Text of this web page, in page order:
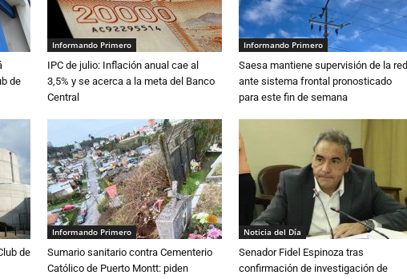
de
Informando Primero
IPC de julio: Inflación anual cae al
3,5% y se acerca a la meta del Banco
Central
Informando Primero
Saesa mantiene supervisión de la red
ante sistema frontal pronosticado
para este fin de semana
de
Informando Primero
Sumario sanitario contra Cementerio
Católico de Puerto Montt: piden
Noticia del Día
Senador Fidel Espinoza tras
confirmación de investigación de